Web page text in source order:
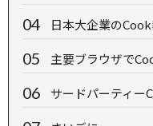
日本大企業の
主要ブラウザで
サードパーティー